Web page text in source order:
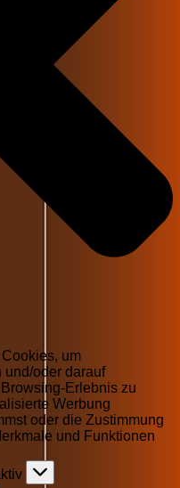
um
und/oder darauf
Erlebnis zu
Werbung
oder die Zustimmung
und Funktionen